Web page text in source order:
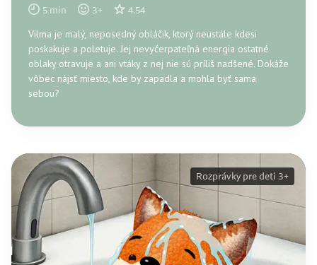
5 min 3+ 4.54
Vilma je malý, neposedný obláčik, ktorý neustále kdesi
poskakuje a poletuje. Jej nevyčerpateľná energia ostatné
oblaky otravuje a ani vtáky z nej nie sú príliš nadšené. Dokáže
vôbec nájsť miesto, kde by zapadla a mohla byť sama
sebou?
Rozprávky pre deti 3+